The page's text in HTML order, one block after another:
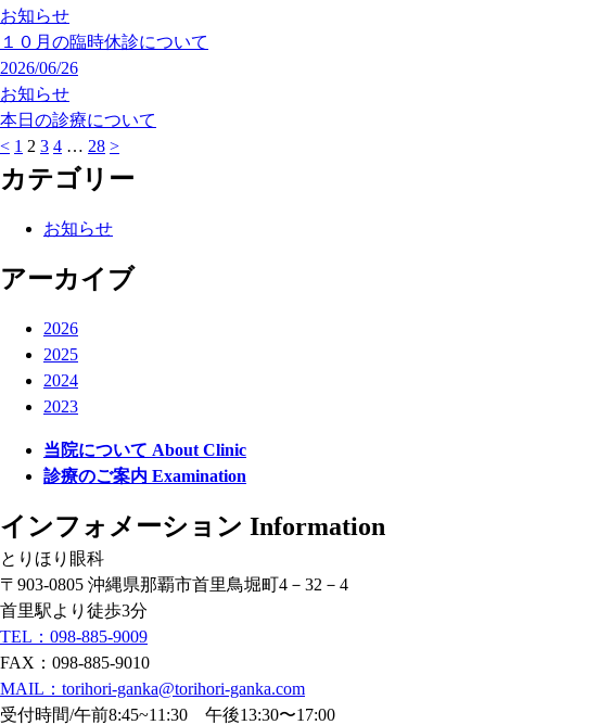
お知らせ
１０月の臨時休診について
2026/06/26
お知らせ
本日の診療について
< 1 2 3 4 … 28 >
カテゴリー
お知らせ
アーカイブ
2026
2025
2024
2023
当院について About Clinic
診療のご案内 Examination
インフォメーション Information
とりほり眼科
〒903-0805 沖縄県那覇市首里鳥堀町4－32－4
首里駅より徒歩3分
TEL：098-885-9009
FAX：098-885-9010
MAIL：torihori-ganka@torihori-ganka.com
受付時間/午前8:45~11:30 午後13:30〜17:00